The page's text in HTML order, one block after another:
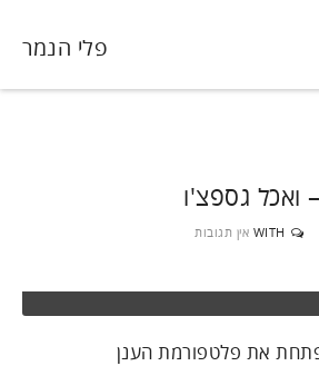
פלי הנמר
ואכל גספצ'ו
WITH אין תגובות
את פלטפורמת הענן